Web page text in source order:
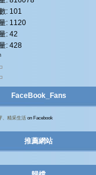
: 101
: 1120
: 42
: 428
FaceBook_Fans
、精采生活 on Facebook
推薦網站